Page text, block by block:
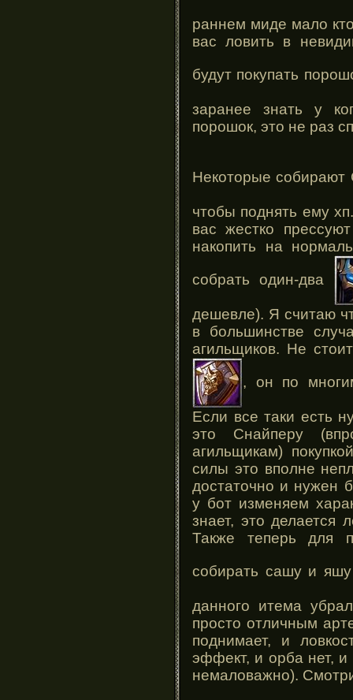
раннем миде мало
вас ловить в
будут покупать
заранее знать у
порошок, это не раз
Некоторые
чтобы поднять ему
вас жестко
накопить на
собрать один-два
дешевле). Я считаю
в большинстве
агильщиков. Не
, он по
Если все таки есть
это Снайперу
агильщикам)
силы это вполне
достаточно и нужен
у бот изменяем
знает, это
Также теперь для
собирать сашу и
данного итема
просто отличным
поднимает, и
эффект, и орба нет, и
немаловажно).